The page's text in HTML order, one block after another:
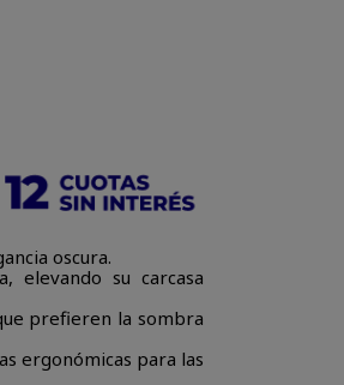
oscura.
elevando su carcasa
prefieren la sombra
ergonómicas para las